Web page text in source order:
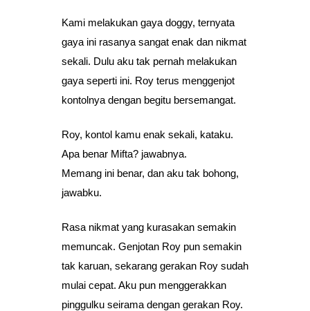
Kami melakukan gaya doggy, ternyata
gaya ini rasanya sangat enak dan nikmat
sekali. Dulu aku tak pernah melakukan
gaya seperti ini. Roy terus menggenjot
kontolnya dengan begitu bersemangat.
Roy, kontol kamu enak sekali, kataku.
Apa benar Mifta? jawabnya.
Memang ini benar, dan aku tak bohong,
jawabku.
Rasa nikmat yang kurasakan semakin
memuncak. Genjotan Roy pun semakin
tak karuan, sekarang gerakan Roy sudah
mulai cepat. Aku pun menggerakkan
pinggulku seirama dengan gerakan Roy.